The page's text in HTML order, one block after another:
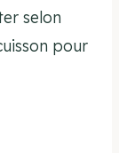
selon
pour